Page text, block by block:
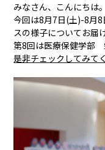
みなさん、こんにちは。
今回は8月7日(土)-8月
スの様子についてお届
第8回は医療保健学部
是非チェックしてみて